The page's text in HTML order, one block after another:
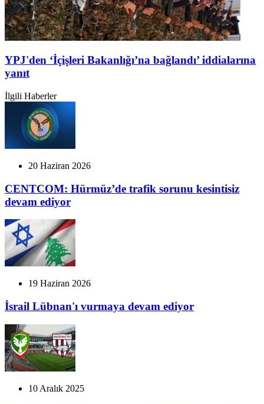
YPJ'den ‘İçişleri Bakanlığı’na bağlandı’ iddialarına
yanıt
İlgili Haberler
20 Haziran 2026
CENTCOM: Hürmüz’de trafik sorunu kesintisiz
devam ediyor
19 Haziran 2026
İsrail Lübnan'ı vurmaya devam ediyor
10 Aralık 2025